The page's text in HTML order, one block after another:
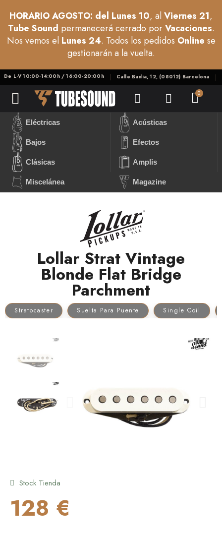
HORARIO AGOSTO: del Lunes 10, alViernes 21,
Tube Sound permanecerá cerrado porVacaciones.
Nos vemos el Lunes 24. Todos los pedidos Online se
gestionarán a la vuelta.
De L-V 10:00-14:00h / 16:00-20:00h Calle Badia, 12, (08012) Barcelona
Eléctricas Acústicas
Bajos Efectos
Clásicas Amplis
Miscelánea Magazine
Lollar Strat Vintage
Blonde Flat Bridge
Parchment
Stratocaster Suelta Para Puente Single Coil
Stock Tienda
128 €